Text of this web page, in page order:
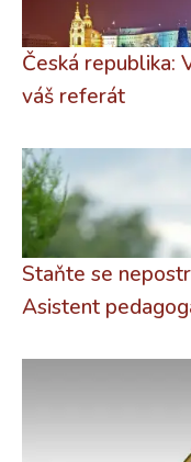
Česká republika:
váš referát
Staňte se
Asistent